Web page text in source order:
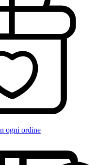
ogni ordine